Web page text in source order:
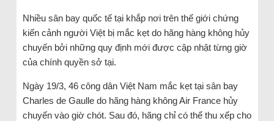
Nhiều sân bay quốc tế tại khắp nơi trên thế giới chứng
kiến cảnh người Việt bị mắc kẹt do hãng hàng không hủy
chuyến bởi những quy định mới được cập nhật từng giờ
của chính quyền sở tại.
Ngày 19/3, 46 công dân Việt Nam mắc kẹt tại sân bay
Charles de Gaulle do hãng hàng không Air France hủy
chuyến vào giờ chót. Sau đó, hãng chỉ có thể thu xếp cho